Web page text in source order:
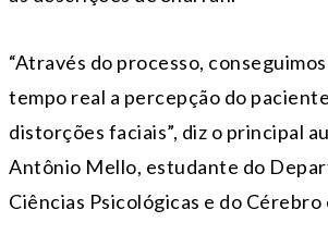
“Através do processo,
tempo real a percepção do
distorções faciais”, diz o principal
Antônio Mello, estudante do
Ciências Psicológicas e do